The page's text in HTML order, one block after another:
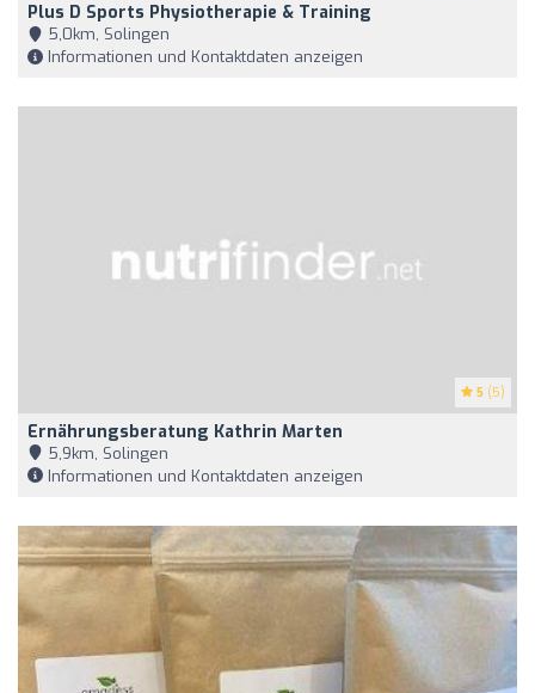
Plus D Sports Physiotherapie & Training
5,0km, Solingen
Informationen und Kontaktdaten anzeigen
5 (5)
Ernährungsberatung Kathrin Marten
5,9km, Solingen
Informationen und Kontaktdaten anzeigen